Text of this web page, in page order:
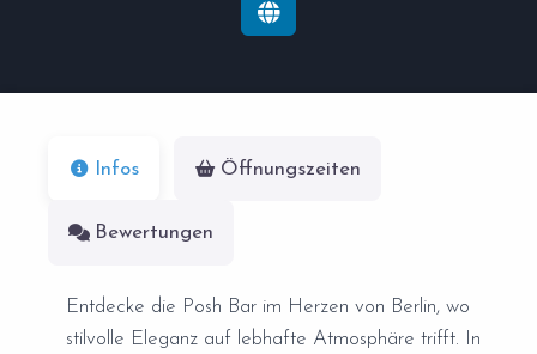
Infos Öffnungszeiten
Bewertungen
Entdecke die Posh Bar im Herzen von Berlin, wo
stilvolle Eleganz auf lebhafte Atmosphäre trifft. In